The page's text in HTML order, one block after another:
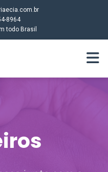
8964
todo Brasil